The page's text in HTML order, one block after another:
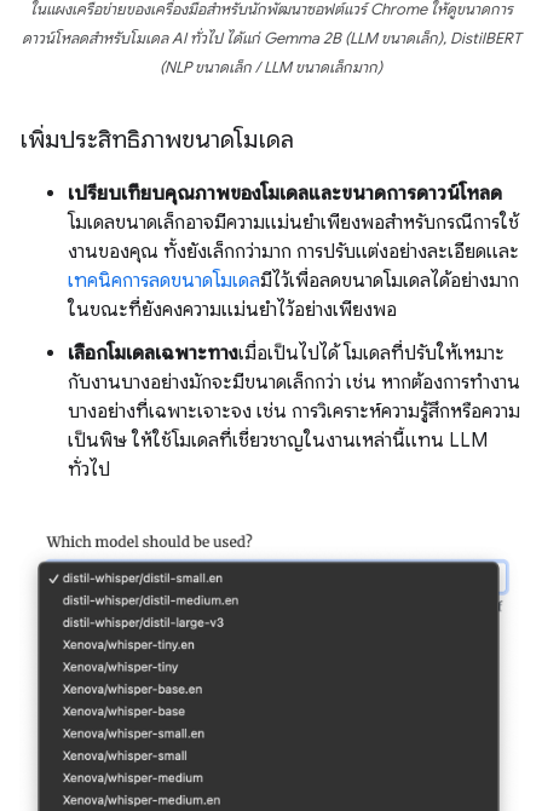
ในแผงเครือข่ายของเครื่องมือสำหรับนักพัฒนาซอฟต์แวร์ Chrome ให้ดูขนาดการ
ดาวน์โหลดสำหรับโมเดล AI ทั่วไป ได้แก่ Gemma 2B (LLM ขนาดเล็ก), DistilBERT
(NLP ขนาดเล็ก / LLM ขนาดเล็กมาก)
เพิ่มประสิทธิภาพขนาดโมเดล
เปรียบเทียบคุณภาพของโมเดลและขนาดการดาวน์โหลด
โมเดลขนาดเล็กอาจมีความแม่นยำเพียงพอสำหรับกรณีการใช้
งานของคุณ ทั้งยังเล็กกว่ามาก การปรับแต่งอย่างละเอียดและ
เทคนิคการลดขนาดโมเดลมีไว้เพื่อลดขนาดโมเดลได้อย่างมาก
ในขณะที่ยังคงความแม่นยำไว้อย่างเพียงพอ
เลือกโมเดลเฉพาะทางเมื่อเป็นไปได้ โมเดลที่ปรับให้เหมาะ
กับงานบางอย่างมักจะมีขนาดเล็กกว่า เช่น หากต้องการทํางาน
บางอย่างที่เฉพาะเจาะจง เช่น การวิเคราะห์ความรู้สึกหรือความ
เป็นพิษ ให้ใช้โมเดลที่เชี่ยวชาญในงานเหล่านี้แทน LLM
ทั่วไป